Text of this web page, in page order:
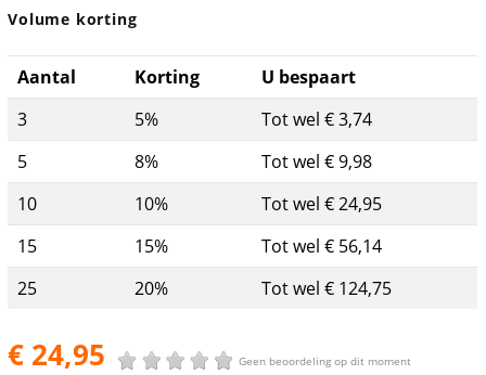
Volume korting
Aantal Korting
U bespaart
3
5%
Tot wel € 3,74
5
8%
Tot wel € 9,98
10
10%
Tot wel € 24,95
15
15%
Tot wel € 56,14
25
20% Tot wel € 124,75
€ 24,95 Geen beoordeling op dit moment